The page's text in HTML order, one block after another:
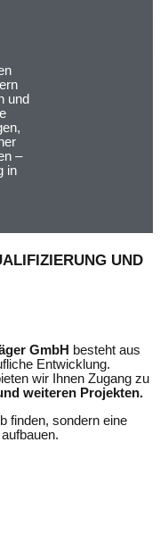
und
–
in
UND
GmbH besteht aus
Entwicklung.
wir Ihnen Zugang zu
weiteren Projekten.
finden, sondern eine